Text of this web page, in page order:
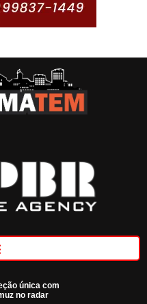
única com
no radar